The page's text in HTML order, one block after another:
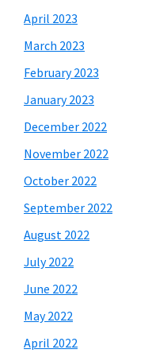
April 2023
March 2023
February 2023
January 2023
December 2022
November 2022
October 2022
September 2022
August 2022
July 2022
June 2022
May 2022
April 2022